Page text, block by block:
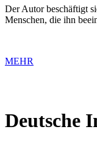
Der Autor beschäftigt
Menschen, die ihn
MEHR
Deutsche